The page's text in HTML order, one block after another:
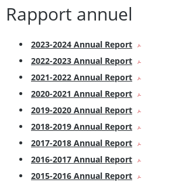
Rapport annuel
2023-2024 Annual Report
2022-2023 Annual Report
2021-2022 Annual Report
2020-2021 Annual Report
2019-2020 Annual Report
2018-2019 Annual Report
2017-2018 Annual Report
2016-2017 Annual Report
2015-2016 Annual Report